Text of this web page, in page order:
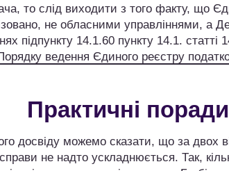
то слід виходити з того факту, що
не обласними управліннями, а
підпункту 14.1.60 пункту 14.1. статті
ведення Єдиного реєстру
Практичні
досвіду можемо сказати, що за двох
не надто ускладнюється. Так,